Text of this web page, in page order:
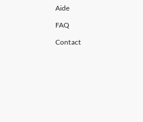
Aide
FAQ
Contact